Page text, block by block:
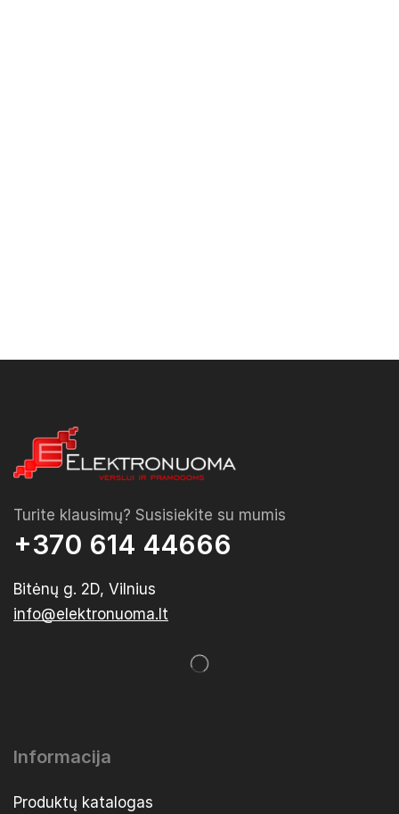
Turite klausimų? Susisiekite su mumis
+370 614 44666
Bitėnų g. 2D, Vilnius
info@elektronuoma.lt
Informacija
Produktų katalogas